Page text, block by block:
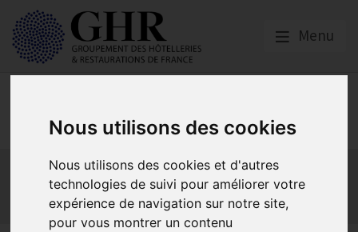
Nous utilisons des cookies
Nous utilisons des cookies et d'autres
technologies de suivi pour améliorer votre
expérience de navigation sur notre site,
pour vous montrer un contenu
Menu
Europe & Numérique
Actualités
Plateformes en ligne
Economie collaborative
Innovation et digitalisation
Mon Parc Num
Informatique Europe